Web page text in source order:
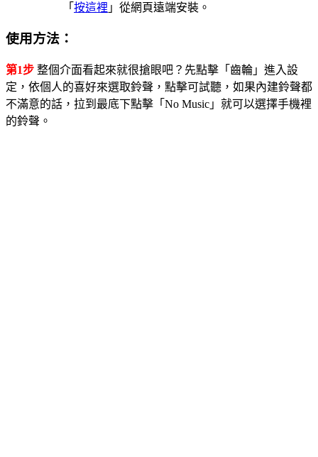
「 按這裡 」從網頁遠端安裝。
使用方法：
第1步 整個介面看起來就很搶眼吧？先點擊「齒輪」進入設
定，依個人的喜好來選取鈴聲，點擊可試聽，如果內建鈴聲都
不滿意的話，拉到最底下點擊「No Music」就可以選擇手機裡
的鈴聲。